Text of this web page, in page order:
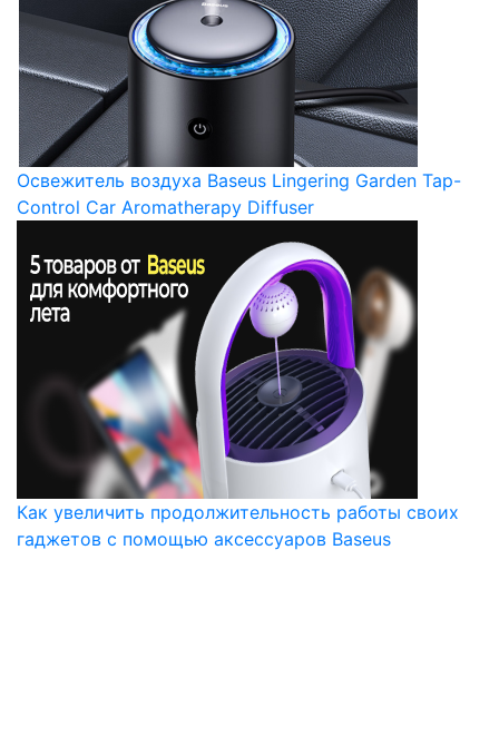
Освежитель воздуха Baseus Lingering Garden Tap-
Control Car Aromatherapy Diffuser
Как увеличить продолжительность работы своих
гаджетов с помощью аксессуаров Baseus